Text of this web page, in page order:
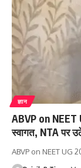
ज्ञान
ABVP on NEET
स्वागत, NTA पर
ABVP on NEET UG